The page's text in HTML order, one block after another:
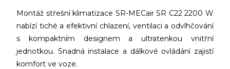
Montáž střešní klimatizace SR-MECair SR C22 2200 W
nabízí tiché a efektivní chlazení, ventilaci a odvlhčování
s kompaktním designem a ultratenkou vnitřní
jednotkou. Snadná instalace a dálkové ovládání zajistí
komfort ve voze.